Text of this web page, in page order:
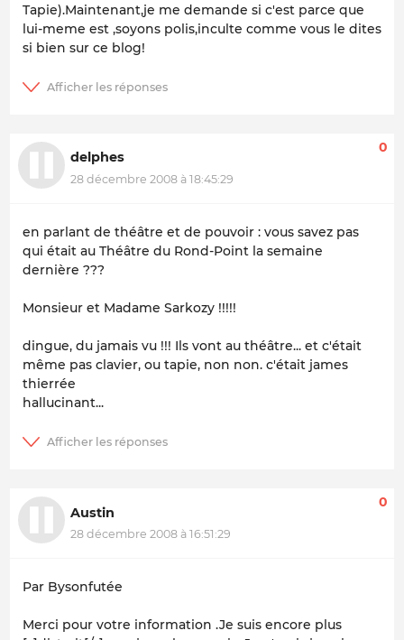
Tapie).Maintenant,je me demande si c'est parce que
lui-meme est ,soyons polis,inculte comme vous le dites
si bien sur ce blog!
delphes
28 décembre 2008 à 18:45:29
0
en parlant de théâtre et de pouvoir : vous savez pas
qui était au Théâtre du Rond-Point la semaine
dernière ???
Monsieur et Madame Sarkozy !!!!!
dingue, du jamais vu !!! Ils vont au théâtre... et c'était
même pas clavier, ou tapie, non non. c'était james
thierrée
hallucinant...
Austin
28 décembre 2008 à 16:51:29
0
Par Bysonfutée
Merci pour votre information .Je suis encore plus